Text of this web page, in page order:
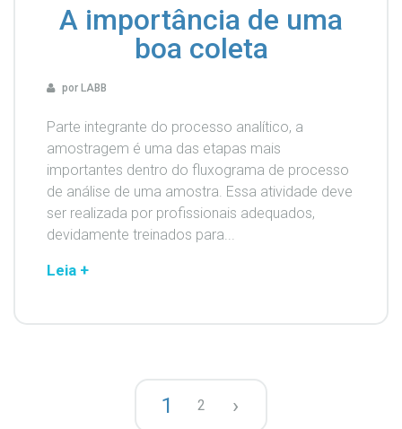
A importância de uma
boa coleta
por LABB
Parte integrante do processo analítico, a
amostragem é uma das etapas mais
importantes dentro do fluxograma de processo
de análise de uma amostra. Essa atividade deve
ser realizada por profissionais adequados,
devidamente treinados para...
Leia +
1 2 ›